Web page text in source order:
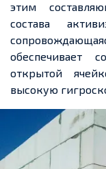
этим
состава
обеспечивает
открытой
высокую